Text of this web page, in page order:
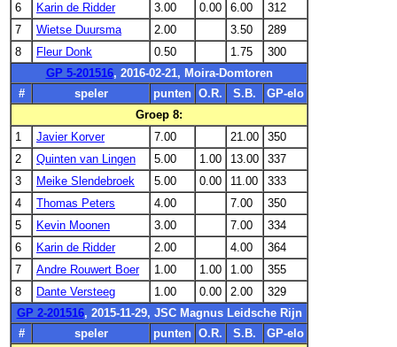
6
Karin de Ridder 3.00 0.00 6.00
312
7
Wietse Duursma 2.00 3.50
289
8
Fleur Donk 0.50 1.75
300
GP 5-201516, 2016-02-21, Moira-Domtoren
#
speler punten O.R. S.B.
GP-elo
Groep 8:
1
Javier Korver 7.00 21.00
350
2
Quinten van Lingen 5.00 1.00 13.00
337
3
Meike Slendebroek 5.00 0.00 11.00
333
4
Thomas Peters 4.00 7.00
350
5
Kevin Moonen 3.00 7.00
334
6
Karin de Ridder 2.00 4.00
364
7
Andre Rouwert Boer 1.00 1.00 1.00
355
8
Dante Versteeg 1.00 0.00 2.00
329
GP 2-201516, 2015-11-29, JSC Magnus Leidsche Rijn
#
speler punten O.R. S.B.
GP-elo